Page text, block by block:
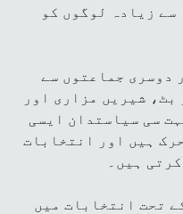
سے زیادہ لوگوں کو
دوسری جماعتوں سے
شیریں مزاری اور
سی سیاستدان ایسی
ہیں اور انتخابات
ہیں۔
میں الیکشن ایکٹ 2017 کے تحت انتخابات میں